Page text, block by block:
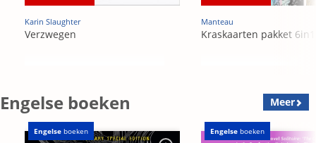
Karin Slaughter
Verzwegen
Manteau
Kraskaarten pakket 6in1
Engelse boeken Meer
Engelse boeken Engelse boeken